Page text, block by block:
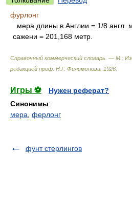
фурлонг
мера длины в Англии = 1/8 англ.
сажени = 201,168 метр.
Справочный коммерческий словарь. — М.:
редакцией проф. Н.Г. Филимонова 1926
Игры ⚽
Нужен реферат?
Синонимы:
мера ферлонг
фунт стерлингов